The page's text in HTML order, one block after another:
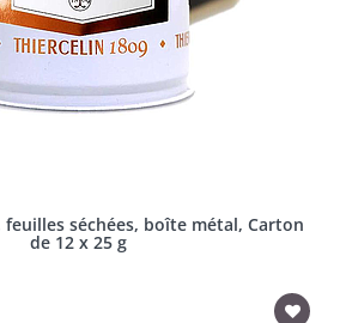
feuilles séchées, boîte métal, Carton
de 12 x 25 g